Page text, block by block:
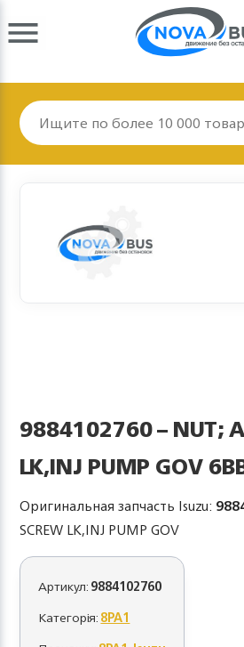
9884102760 – NUT;
LK,INJ PUMP GOV
Оригинальная запчасть Isuzu:
SCREW LK,INJ PUMP GOV
Артикул:9884102760
Категорія:8PA1